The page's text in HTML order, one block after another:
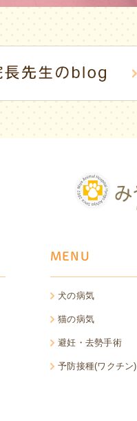
MENU
犬の病気
猫の病気
避妊・去勢手術
予防接種(ワクチン)